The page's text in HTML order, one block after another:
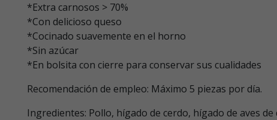
*Extra carnosos > 70%
*Con delicioso queso
*Cocinado suavemente en el horno
*Sin azúcar
*En bolsita con cierre para conservar sus cualidades
Recomendación de empleo: Máximo 5 piezas por día.
Ingredientes: Pollo, hígado de cerdo, hígado de aves